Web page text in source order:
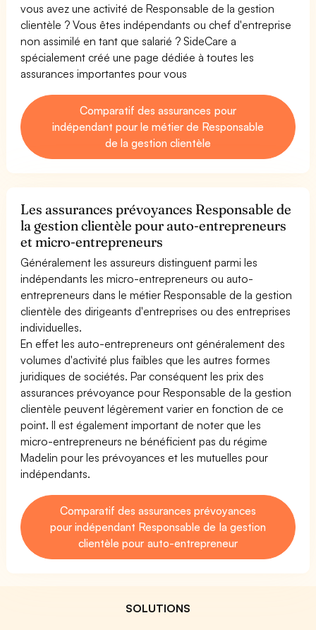
vous avez une activité de Responsable de la gestion
clientèle ? Vous êtes indépendants ou chef d'entreprise
non assimilé en tant que salarié ? SideCare a
spécialement créé une page dédiée à toutes les
assurances importantes pour vous
Comparatif des assurances pour
indépendant pour le métier de Responsable
de la gestion clientèle
Les assurances prévoyances Responsable de
la gestion clientèle pour auto-entrepreneurs
et micro-entrepreneurs
Généralement les assureurs distinguent parmi les
indépendants les micro-entrepreneurs ou auto-
entrepreneurs dans le métier Responsable de la gestion
clientèle des dirigeants d'entreprises ou des entreprises
individuelles.
En effet les auto-entrepreneurs ont généralement des
volumes d'activité plus faibles que les autres formes
juridiques de sociétés. Par conséquent les prix des
assurances prévoyance pour Responsable de la gestion
clientèle peuvent légèrement varier en fonction de ce
point. Il est également important de noter que les
micro-entrepreneurs ne bénéficient pas du régime
Madelin pour les prévoyances et les mutuelles pour
indépendants.
Comparatif des assurances prévoyances
pour indépendant Responsable de la gestion
clientèle pour auto-entrepreneur
SOLUTIONS